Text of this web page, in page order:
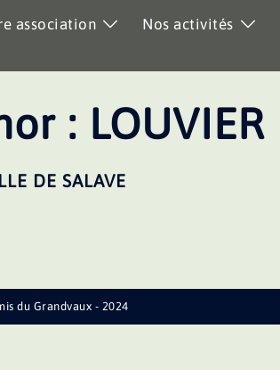
association Nos activités
: LOUVIER
DE SALAVE
du Grandvaux - 2024